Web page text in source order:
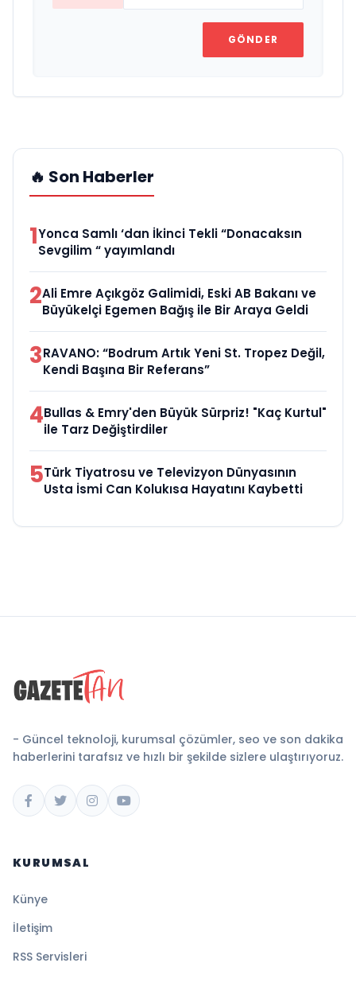
GÖNDER
🔥 Son Haberler
1Yonca Samlı ‘dan İkinci Tekli “Donacaksın
Sevgilim “ yayımlandı
2Ali Emre Açıkgöz Galimidi, Eski AB Bakanı ve
Büyükelçi Egemen Bağış ile Bir Araya Geldi
3RAVANO: “Bodrum Artık Yeni St. Tropez Değil,
Kendi Başına Bir Referans”
4Bullas & Emry'den Büyük Sürpriz! "Kaç Kurtul"
ile Tarz Değiştirdiler
5Türk Tiyatrosu ve Televizyon Dünyasının
Usta İsmi Can Kolukısa Hayatını Kaybetti
- Güncel teknoloji, kurumsal çözümler, seo ve son dakika
haberlerini tarafsız ve hızlı bir şekilde sizlere ulaştırıyoruz.
KURUMSAL
Künye
İletişim
RSS Servisleri